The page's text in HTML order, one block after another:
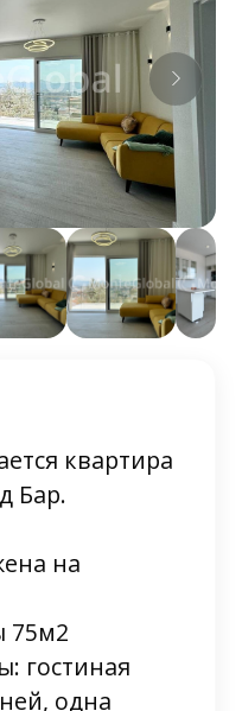
квартира
Бар.
на
75м2
гостиная
одна